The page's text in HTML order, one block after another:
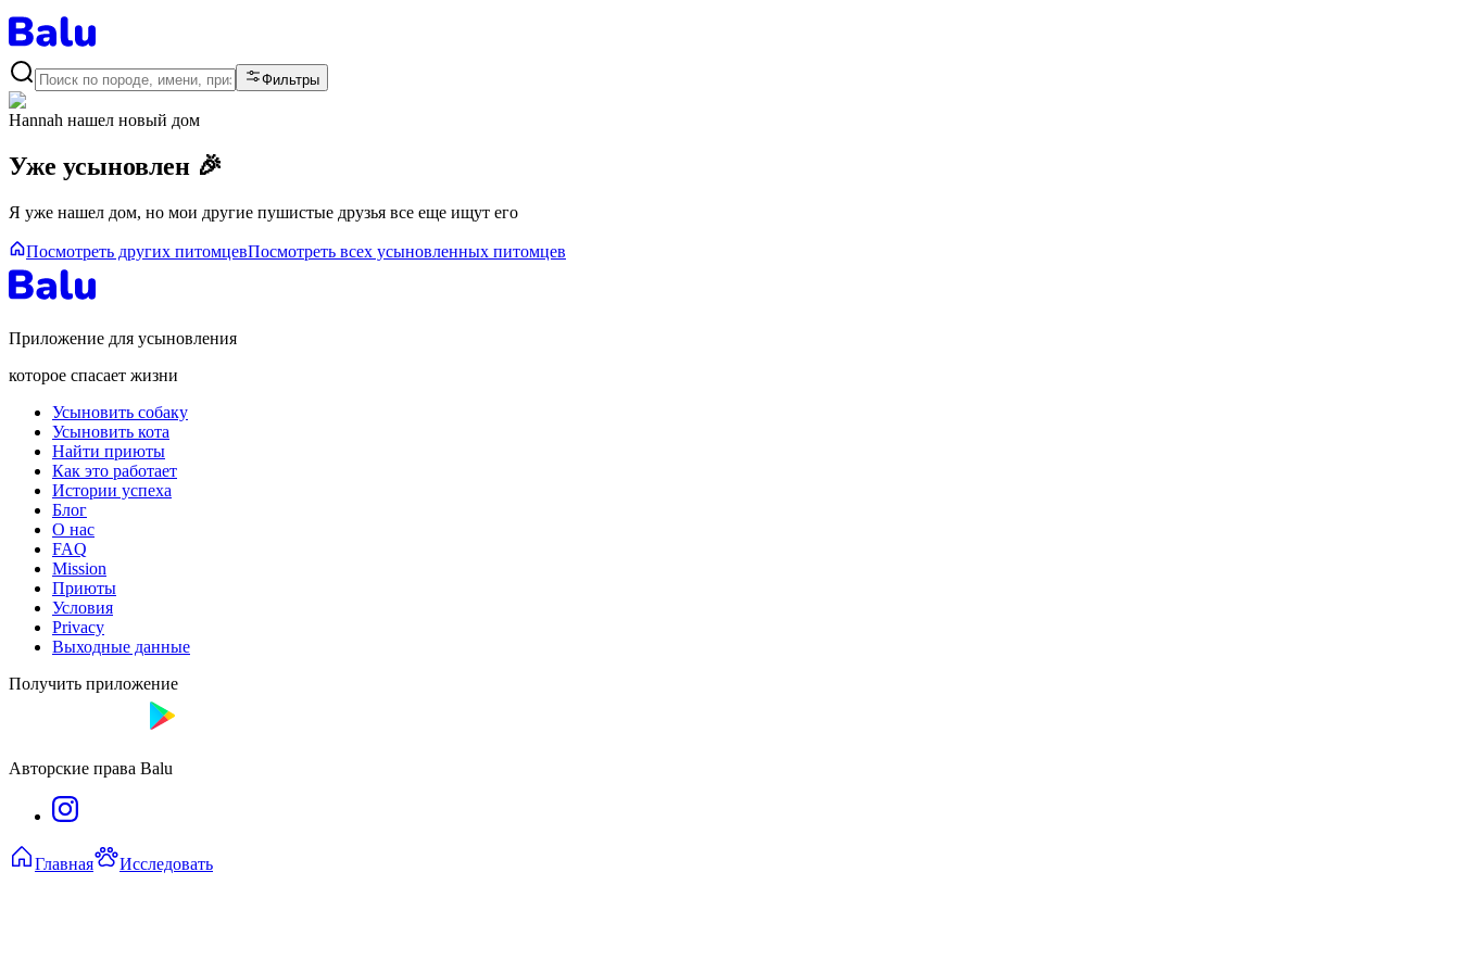
Фильтры
Hannah нашел новый дом
Уже усыновлен 🎉
Я уже нашел дом, но мои другие пушистые друзья все еще ищут его
Посмотреть других питомцевПосмотреть всех усыновленных питомцев
Приложение для усыновления
которое спасает жизни
Усыновить собаку
Усыновить кота
Найти приюты
Как это работает
Истории успеха
Блог
О нас
FAQ
Mission
Приюты
Условия
Privacy
Выходные данные
Получить приложение
Авторские права Balu
Главная Исследовать